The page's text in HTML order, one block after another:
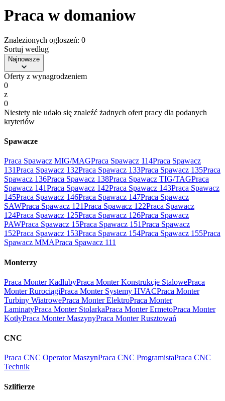
Praca w domaniow
Znalezionych ogłoszeń: 0
Sortuj według
Najnowsze
Oferty z wynagrodzeniem
0
z
0
Niestety nie udało się znaleźć żadnych ofert pracy dla podanych
kryteriów
Spawacze
Praca Spawacz MIG/MAGPraca Spawacz 114Praca Spawacz
131Praca Spawacz 132Praca Spawacz 133Praca Spawacz 135Praca
Spawacz 136Praca Spawacz 138Praca Spawacz TIG/TAGPraca
Spawacz 141Praca Spawacz 142Praca Spawacz 143Praca Spawacz
145Praca Spawacz 146Praca Spawacz 147Praca Spawacz
SAWPraca Spawacz 121Praca Spawacz 122Praca Spawacz
124Praca Spawacz 125Praca Spawacz 126Praca Spawacz
PAWPraca Spawacz 15Praca Spawacz 151Praca Spawacz
152Praca Spawacz 153Praca Spawacz 154Praca Spawacz 155Praca
Spawacz MMAPraca Spawacz 111
Monterzy
Praca Monter KadłubyPraca Monter Konstrukcje StalowePraca
Monter RurociągiPraca Monter Systemy HVACPraca Monter
Turbiny WiatrowePraca Monter ElektroPraca Monter
LaminatyPraca Monter StolarkaPraca Monter ErmetoPraca Monter
KotłyPraca Monter MaszynyPraca Monter Rusztowań
CNC
Praca CNC Operator MaszynPraca CNC ProgramistaPraca CNC
Technik
Szlifierze